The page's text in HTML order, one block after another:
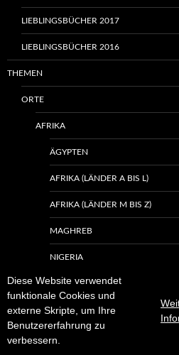
Diese Website verwendet
funktionale Cookies und
externe Skripte, um Ihre
Benutzererfahrung zu
verbessern.
LIEBLINGSBÜCHER 2017
LIEBLINGSBÜCHER 2016
THEMEN
ORTE
AFRIKA
ÄGYPTEN
AFRIKA (LÄNDER A BIS L)
AFRIKA (LÄNDER M BIS Z)
MAGHREB
NIGERIA
SÜDAFRIKA
ARKTIS UND ANTARKTIS